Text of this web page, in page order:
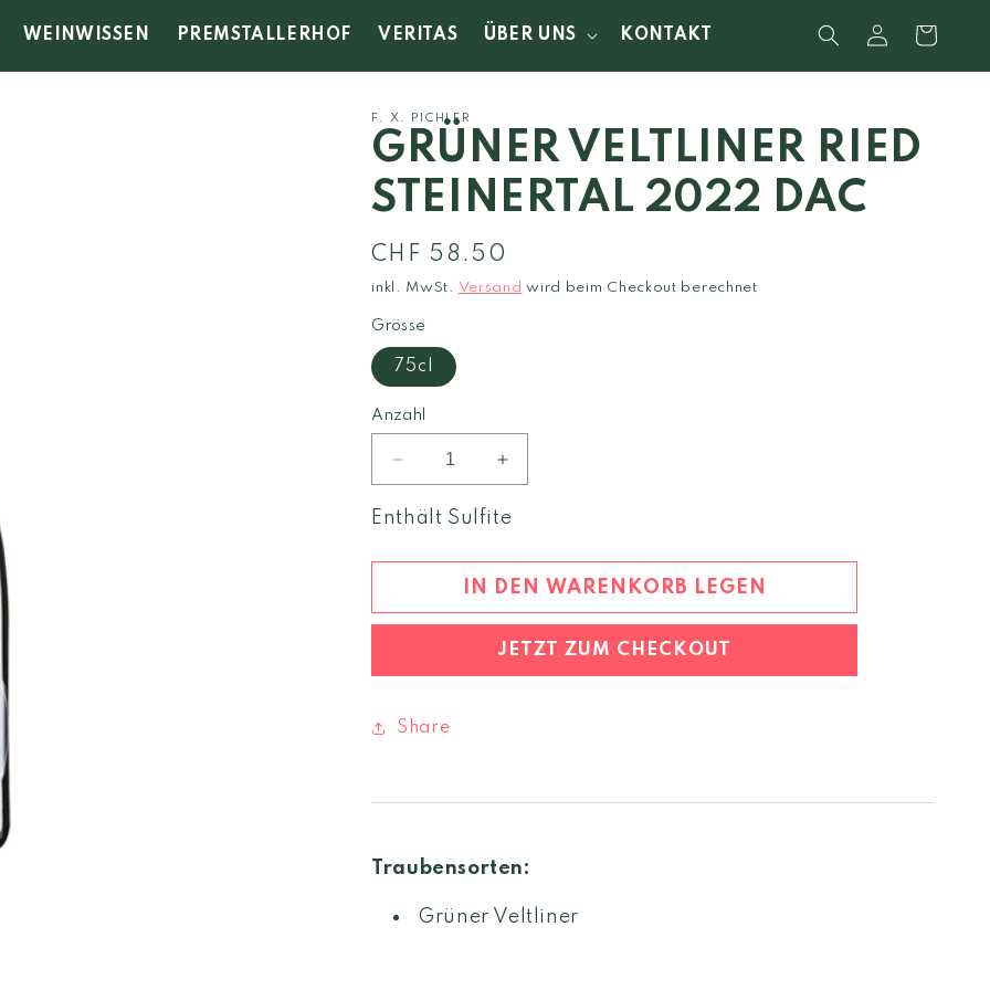
WEINWISSEN PREMSTALLERHOF VERITAS ÜBER UNS KONTAKT EinloggenWarenkorb
F. X. PICHLER
GRÜNER VELTLINER RIED
STEINERTAL 2022 DAC
Normaler
Preis
CHF 58.50
inkl. MwSt. Versand wird beim Checkout berechnet
Grösse
75cl
Anzahl
Verringere
die
Menge
Grüner
Veltliner
Ried
Steinertal
DAC
Erhöhe
die
Menge
Grüner
Veltliner
Ried
Steinertal
2022
DAC
Enthält Sulfite
IN DEN WARENKORB LEGEN
JETZT ZUM CHECKOUT
Share
Traubensorten:
Grüner Veltliner